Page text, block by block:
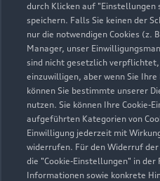
durch Klicken auf
speichern. Falls Sie keinen der
nur die notwendigen Cookies (z.
Manager, unser
sind nicht gesetzlich verpflichtet,
einzuwilligen, aber wenn Sie
können Sie bestimmte unserer
nutzen. Sie können Ihre Cookie-
aufgeführten Kategorien von
Einwilligung jederzeit mit
widerrufen. Für den Widerruf
die "Cookie-Einstellungen" in
Informationen sowie konkrete